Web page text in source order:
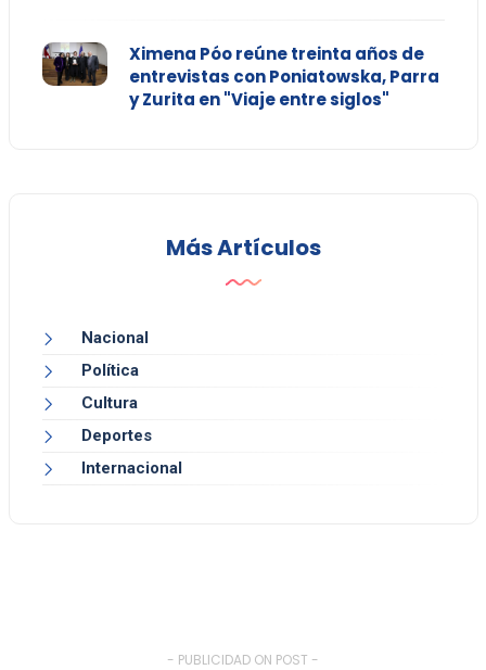
Ximena Póo reúne treinta años de
entrevistas con Poniatowska, Parra
y Zurita en "Viaje entre siglos"
Más Artículos
Nacional
Política
Cultura
Deportes
Internacional
- PUBLICIDAD ON POST -